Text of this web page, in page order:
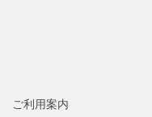
ご利用案内